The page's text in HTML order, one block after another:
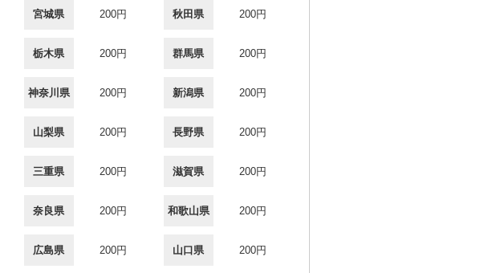
宮城県 200円 秋田県 200円
栃木県 200円 群馬県 200円
神奈川県 200円 新潟県 200円
山梨県 200円 長野県 200円
三重県 200円 滋賀県 200円
奈良県 200円 和歌山県 200円
広島県 200円 山口県 200円